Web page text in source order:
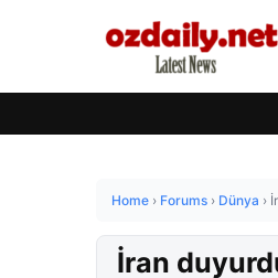
Home › Forums › Dünya ›
İran